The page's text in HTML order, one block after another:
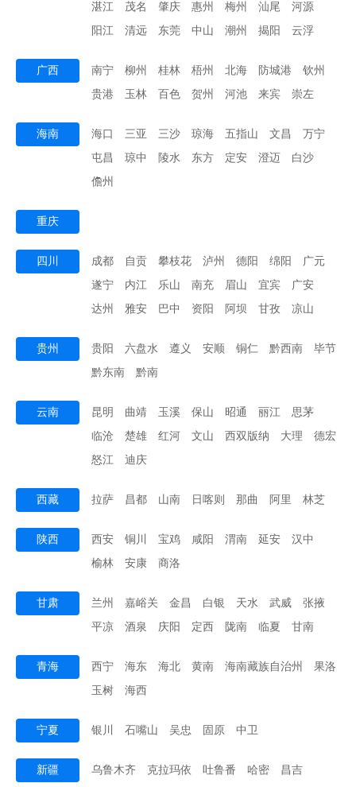
湛江
茂名 肇庆 惠州 梅州 汕尾
河源
阳江
清远 东莞 中山 潮州 揭阳 云浮
广西 南宁 柳州 桂林 梧州 北海 防城港
钦州
贵港
玉林 百色 贺州 河池 来宾 崇左
海南 海口 三亚 三沙 琼海 五指山 文昌
万宁
屯昌
琼中 陵水 东方 定安 澄迈
白沙
儋州
重庆
四川 成都 自贡 攀枝花 泸州 德阳 绵阳
广元
遂宁
内江 乐山 南充 眉山 宜宾
广安
达州
雅安 巴中 资阳 阿坝 甘孜 凉山
贵州 贵阳 六盘水 遵义 安顺 铜仁 黔西南
毕节
黔东南
黔南
云南 昆明 曲靖 玉溪 保山 昭通 丽江
思茅
临沧
楚雄 红河 文山 西双版纳 大理
德宏
怒江
迪庆
西藏 拉萨 昌都 山南 日喀则 那曲 阿里 林芝
陕西 西安 铜川 宝鸡 咸阳 渭南 延安
汉中
榆林
安康 商洛
甘肃 兰州 嘉峪关 金昌 白银 天水 武威
张掖
平凉
酒泉 庆阳 定西 陇南 临夏 甘南
青海 西宁 海东 海北 黄南 海南藏族自治州
果洛
玉树
海西
宁夏 银川 石嘴山 吴忠 固原 中卫
新疆 乌鲁木齐 克拉玛依 吐鲁番 哈密 昌吉